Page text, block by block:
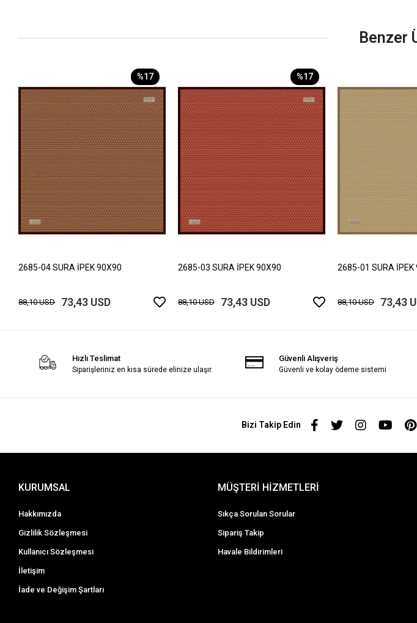
Benzer
%17
2685-04 SURA İPEK 90X90
88,10 USD 73,43 USD
%17
2685-03 SURA İPEK 90X90
88,10 USD 73,43 USD
2685-01 SURA İPEK
88,10 USD 73,43
Hızlı Teslimat
Siparişleriniz en kısa sürede elinize ulaşır.
Güvenli Alışveriş
Güvenli ve kolay ödeme sistemi
Bizi Takip Edin
KURUMSAL
Hakkımızda
Gizlilik Sözleşmesi
Kullanıcı Sözleşmesi
İletişim
İade ve Değişim Şartları
MÜŞTERİ HİZMETLERİ
Sıkça Sorulan Sorular
Sipariş Takip
Havale Bildirimleri